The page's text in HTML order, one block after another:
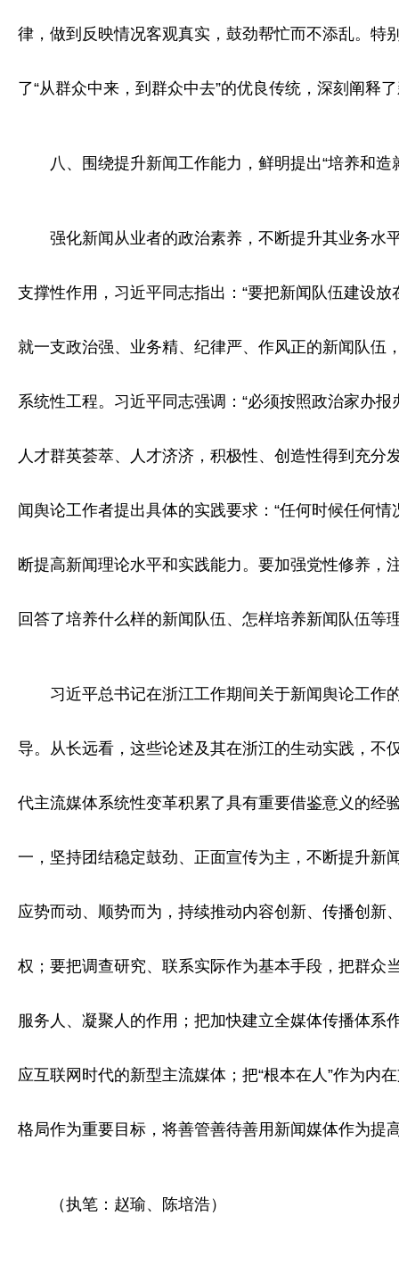
律，做到反映情况客观真实，鼓劲帮忙而不添乱。特
了“从群众中来，到群众中去”的优良传统，深刻阐释
八、围绕提升新闻工作能力，鲜明提出“培养和
强化新闻从业者的政治素养，不断提升其业务水
支撑性作用，习近平同志指出：“要把新闻队伍建设
就一支政治强、业务精、纪律严、作风正的新闻队伍
系统性工程。习近平同志强调：“必须按照政治家办
人才群英荟萃、人才济济，积极性、创造性得到充分
闻舆论工作者提出具体的实践要求：“任何时候任何
断提高新闻理论水平和实践能力。要加强党性修养，
回答了培养什么样的新闻队伍、怎样培养新闻队伍
习近平总书记在浙江工作期间关于新闻舆论工作
导。从长远看，这些论述及其在浙江的生动实践，不
代主流媒体系统性变革积累了具有重要借鉴意义的经
一，坚持团结稳定鼓劲、正面宣传为主，不断提升新
应势而动、顺势而为，持续推动内容创新、传播创新
权；要把调查研究、联系实际作为基本手段，把群众
服务人、凝聚人的作用；把加快建立全媒体传播体
应互联网时代的新型主流媒体；把“根本在人”作为内
格局作为重要目标，将善管善待善用新闻媒体作为提
（执笔：赵瑜、陈培浩）